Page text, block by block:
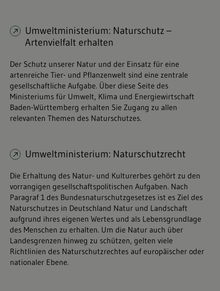
Umweltministerium: Naturschutz –
Artenvielfalt erhalten
Der Schutz unserer Natur und der Einsatz für eine
artenreiche Tier- und Pflanzenwelt sind eine zentrale
gesellschaftliche Aufgabe. Über diese Seite des
Ministeriums für Umwelt, Klima und Energiewirtschaft
Baden-Württemberg erhalten Sie Zugang zu allen
relevanten Themen des Naturschutzes.
Umweltministerium: Naturschutzrecht
Die Erhaltung des Natur- und Kulturerbes gehört zu den
vorrangigen gesellschaftspolitischen Aufgaben. Nach
Paragraf 1 des Bundesnaturschutzgesetzes ist es Ziel des
Naturschutzes in Deutschland Natur und Landschaft
aufgrund ihres eigenen Wertes und als Lebensgrundlage
des Menschen zu erhalten. Um die Natur auch über
Landesgrenzen hinweg zu schützen, gelten viele
Richtlinien des Naturschutzrechtes auf europäischer oder
nationaler Ebene.